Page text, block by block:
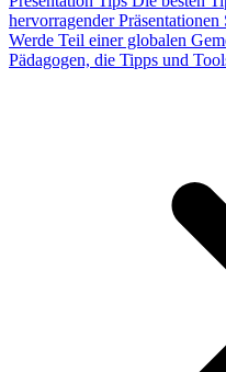
hervorragender Präsentationen
Werde Teil einer globalen
Pädagogen, die Tipps und